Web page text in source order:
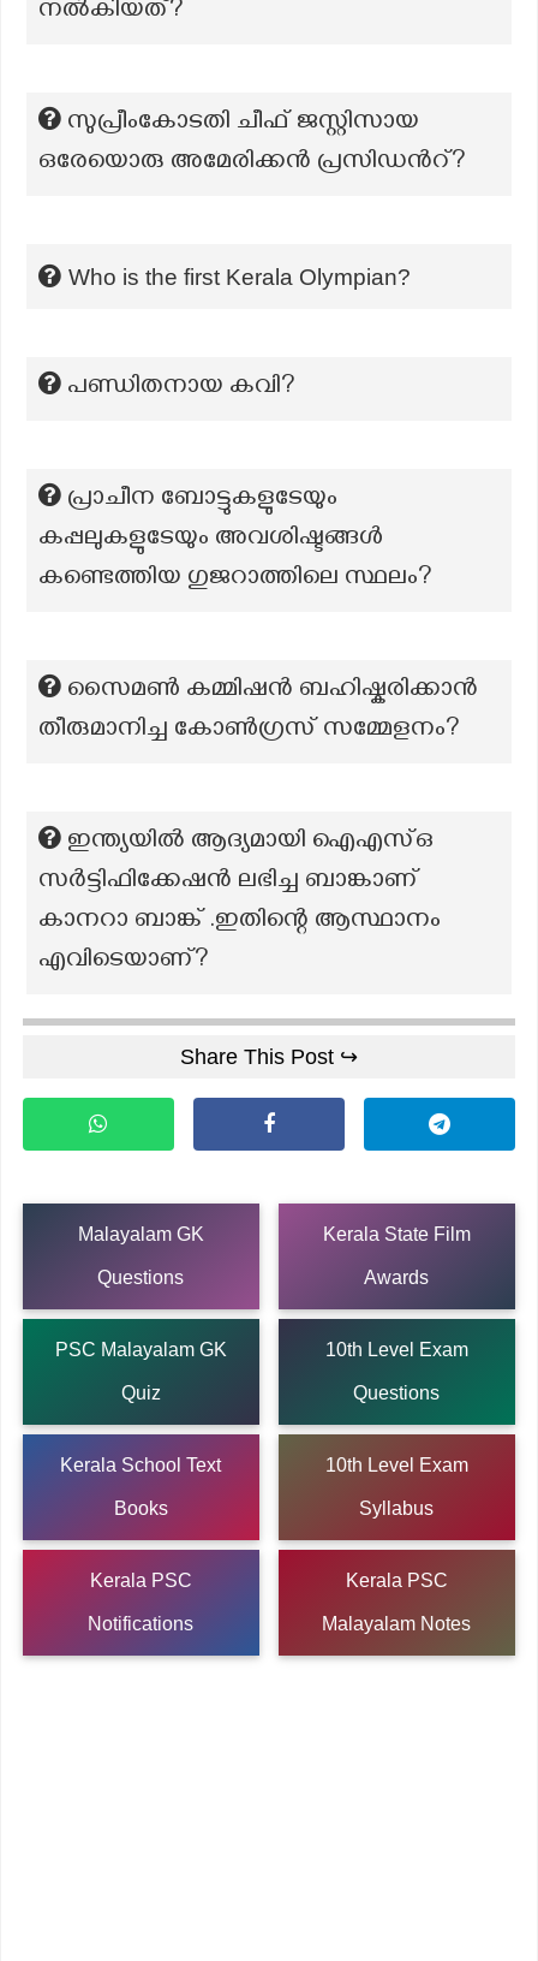
നൽകിയത്?
സുപ്രീംകോടതി ചീഫ് ജസ്റ്റിസായ
ഒരേയൊരു അമേരിക്കൻ പ്രസിഡൻറ്?
Who is the first Kerala Olympian?
പണ്ഡിതനായ കവി?
പ്രാചീന ബോട്ടുകളുടേയും
കപ്പലുകളുടേയും അവശിഷ്ടങ്ങൾ
കണ്ടെത്തിയ ഗുജറാത്തിലെ സ്ഥലം?
സൈമൺ കമ്മിഷൻ ബഹിഷ്കരിക്കാൻ
തീരുമാനിച്ച കോൺഗ്രസ് സമ്മേളനം?
ഇന്ത്യയിൽ ആദ്യമായി ഐഎസ്ഒ
സർട്ടിഫിക്കേഷൻ ലഭിച്ച ബാങ്കാണ്
കാനറാ ബാങ്ക് .ഇതിന്റെ ആസ്ഥാനം
എവിടെയാണ്?
Share This Post ↪
Malayalam GK
Questions
Kerala State Film
Awards
PSC Malayalam GK
Quiz
10th Level Exam
Questions
Kerala School Text
Books
10th Level Exam
Syllabus
Kerala PSC
Notifications
Kerala PSC
Malayalam Notes